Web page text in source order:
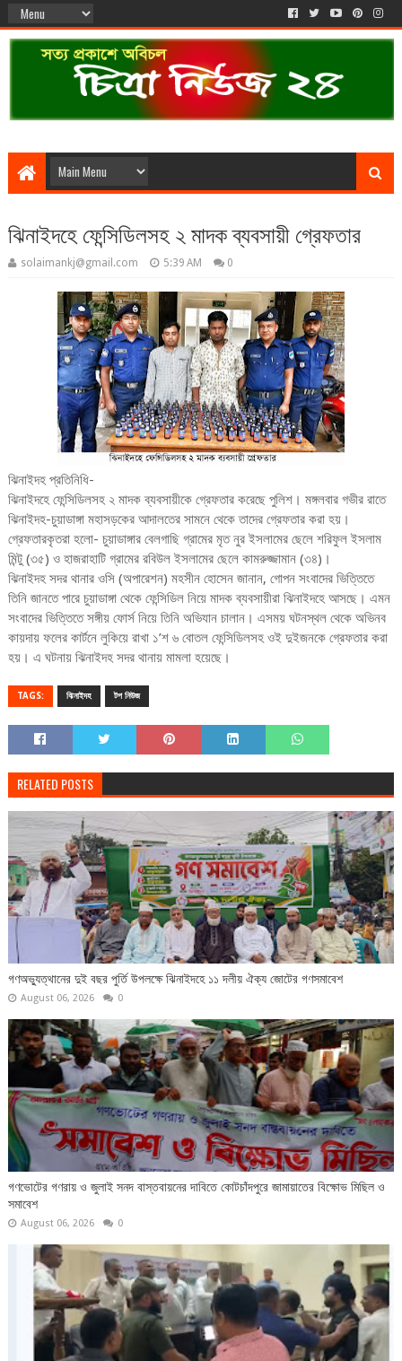
ঝিনাইদহে ফেন্সিডিলসহ ২ মাদক ব্যবসায়ী গ্রেফতার
solaimankj@gmail.com 5:39 AM 0
ঝিনাইদহ প্রতিনিধি-
ঝিনাইদহে ফেন্সিডিলসহ ২ মাদক ব্যবসায়ীকে গ্রেফতার করেছে পুলিশ। মঙ্গলবার গভীর রাতে
ঝিনাইদহ-চুয়াডাঙ্গা মহাসড়কের আদালতের সামনে থেকে তাদের গ্রেফতার করা হয়।
গ্রেফতারকৃতরা হলো- চুয়াডাঙ্গার বেলগাছি গ্রামের মৃত নুর ইসলামের ছেলে শরিফুল ইসলাম
মিন্টু (৩৫) ও হাজরাহাটি গ্রামের রবিউল ইসলামের ছেলে কামরুজ্জামান (৩৪)।
ঝিনাইদহ সদর থানার ওসি (অপারেশন) মহসীন হোসেন জানান, গোপন সংবাদের ভিত্তিতে
তিনি জানতে পারে চুয়াডাঙ্গা থেকে ফেন্সিডিল নিয়ে মাদক ব্যবসায়ীরা ঝিনাইদহে আসছে। এমন
সংবাদের ভিত্তিতে সঙ্গীয় ফোর্স নিয়ে তিনি অভিযান চালান। এসময় ঘটনস্থল থেকে অভিনব
কায়দায় ফলের কার্টনে লুকিয়ে রাখা ১’শ ৬ বোতল ফেন্সিডিলসহ ওই দুইজনকে গ্রেফতার করা
হয়। এ ঘটনায় ঝিনাইদহ সদর থানায় মামলা হয়েছে।
TAGS: ঝিনাইদহ টপ নিউজ
RELATED POSTS
গণঅভ্যুত্থানের দুই বছর পুর্তি উপলক্ষে ঝিনাইদহে ১১ দলীয় ঐক্য জোটের গণসমাবেশ
August 06, 2026 0
গণভোটের গণরায় ও জুলাই সনদ বাস্তবায়নের দাবিতে কোটচাঁদপুরে জামায়াতের বিক্ষোভ মিছিল ও
সমাবেশ
August 06, 2026 0